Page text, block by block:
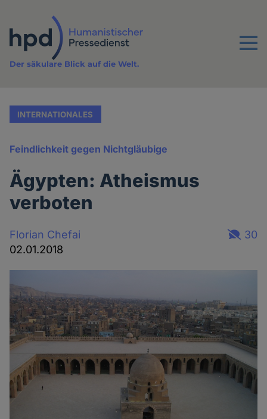
Inhalt
Menu
Der säkulare Blick auf die Welt.
INTERNATIONALES
Feindlichkeit gegen Nichtgläubige
Ägypten: Atheismus
verboten
Florian Chefai
02.01.2018
30